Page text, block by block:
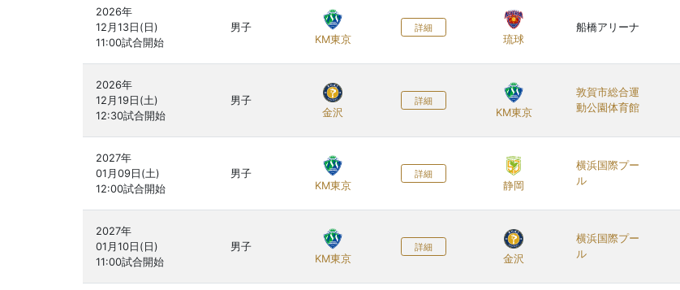
2026年
12月13日(日)
男子
KM東京
詳細
琉球
船橋アリーナ
2026年
12月19日(土)
男子
金沢
詳細
KM東京
敦賀市総合運
動公園体育館
2027年
01月09日(土)
男子
KM東京
詳細
静岡
横浜国際プー
ル
2027年
01月10日(日)
男子
KM東京
詳細
金沢
横浜国際プー
ル